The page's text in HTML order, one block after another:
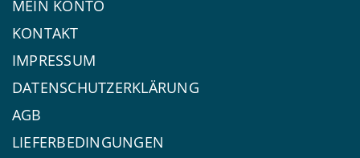
MEIN KONTO
KONTAKT
IMPRESSUM
DATENSCHUTZERKLÄRUNG
AGB
LIEFERBEDINGUNGEN